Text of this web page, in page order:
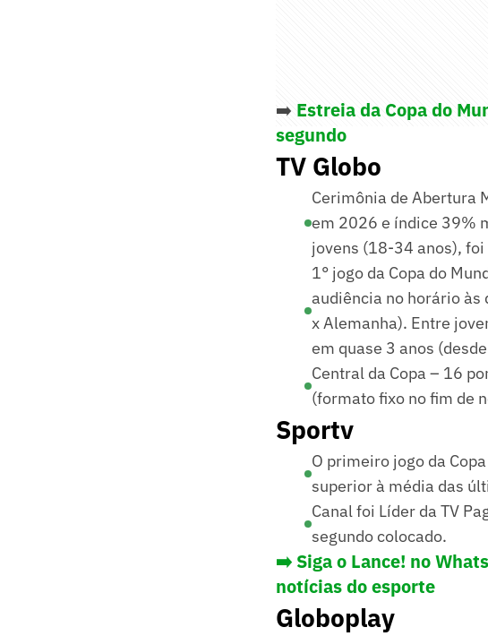
➡️ Estreia da Copa do
segundo
TV Globo
Cerimônia de Abertura
em 2026 e índice 39%
jovens (18-34 anos),
1° jogo da Copa do
audiência no horário às
x Alemanha). Entre
em quase 3 anos
Central da Copa – 16
(formato fixo no fim de
Sportv
O primeiro jogo da
superior à média das
Canal foi Líder da TV
segundo colocado.
➡️ Siga o Lance! no
notícias do esporte
Globoplay